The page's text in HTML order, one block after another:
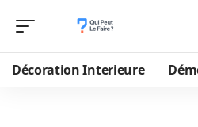
Décoration Interieure